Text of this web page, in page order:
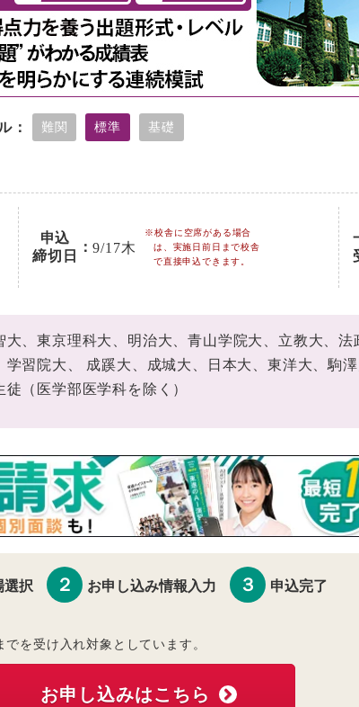
： 難関 標準 基礎
申込
締切日
：9/17木
※校舎に空席がある場合
は、実施日前日まで校舎
で直接申込できます。
大、東京理科大、明治大、青山学院大、立教大、
学習院大、 成蹊大、成城大、日本大、東洋大、駒
徒（医学部医学科を除く）
選択 ２ お申し込み情報入力 ３ 申込完了
を受け入れ対象としています。
お申し込みはこちら